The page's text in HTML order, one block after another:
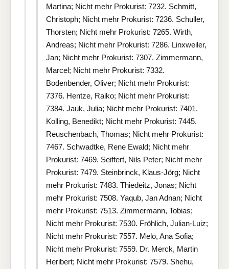
Martina; Nicht mehr Prokurist: 7232. Schmitt,
Christoph; Nicht mehr Prokurist: 7236. Schuller,
Thorsten; Nicht mehr Prokurist: 7265. Wirth,
Andreas; Nicht mehr Prokurist: 7286. Linxweiler,
Jan; Nicht mehr Prokurist: 7307. Zimmermann,
Marcel; Nicht mehr Prokurist: 7332.
Bodenbender, Oliver; Nicht mehr Prokurist:
7376. Hentze, Raiko; Nicht mehr Prokurist:
7384. Jauk, Julia; Nicht mehr Prokurist: 7401.
Kolling, Benedikt; Nicht mehr Prokurist: 7445.
Reuschenbach, Thomas; Nicht mehr Prokurist:
7467. Schwadtke, Rene Ewald; Nicht mehr
Prokurist: 7469. Seiffert, Nils Peter; Nicht mehr
Prokurist: 7479. Steinbrinck, Klaus-Jörg; Nicht
mehr Prokurist: 7483. Thiedeitz, Jonas; Nicht
mehr Prokurist: 7508. Yaqub, Jan Adnan; Nicht
mehr Prokurist: 7513. Zimmermann, Tobias;
Nicht mehr Prokurist: 7530. Fröhlich, Julian-Luiz;
Nicht mehr Prokurist: 7557. Melo, Ana Sofia;
Nicht mehr Prokurist: 7559. Dr. Merck, Martin
Heribert; Nicht mehr Prokurist: 7579. Shehu,